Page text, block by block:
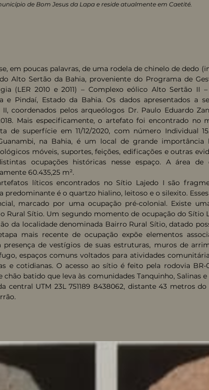
de Bom Jesus da Lapa e reside atualmente em Caetité.
poucas palavras, de uma rodela de chinelo de dedo
Alto Sertão da Bahia, proveniente do Programa de
(LER 2010 e 2011) – Complexo eólico Alto Sertão II
e Pindaí, Estado da Bahia. Os dados apresentados a
coordenados pelos arqueólogos Dr. Paulo Eduardo
Mais especificamente, o artefato foi encontrado no
de superfície em 11/12/2020, com número Individual
na Bahia, é um local de grande
móveis, suportes, feições, edificações e outras
ocupações históricas nesse espaço. A área de
60.435,25 m².
líticos encontrados no Sítio Lajedo I são
predominante é o quartzo hialino, leitoso e o silexito.
marcado por uma ocupação pré-colonial. Existe
Rural Sítio. Um segundo momento de ocupação do Sítio
da localidade denominada Bairro Rural Sítio, datado
mais recente de ocupação expõe elementos
presença de vestígios de suas estruturas, muros de
espaços comuns voltados para atividades
e cotidianas. O acesso ao sítio é feito pela rodovia BR-
batido que leva às comunidades Tanquinho, Salinas
central UTM 23L 751189 8438062, distante 43 metros